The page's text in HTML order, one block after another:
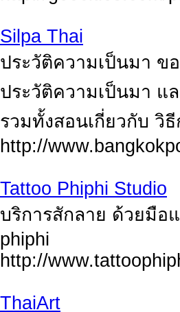
Silpa Thai
ประวัติความเป็นมา ข
ประวัติความเป็นมา แ
รวมทั้งสอนเกี่ยวกับ วิ
http://
Tattoo Phiphi Studio
บริการสักลาย ด้วยมือ
phiphi
http://
ThaiArt